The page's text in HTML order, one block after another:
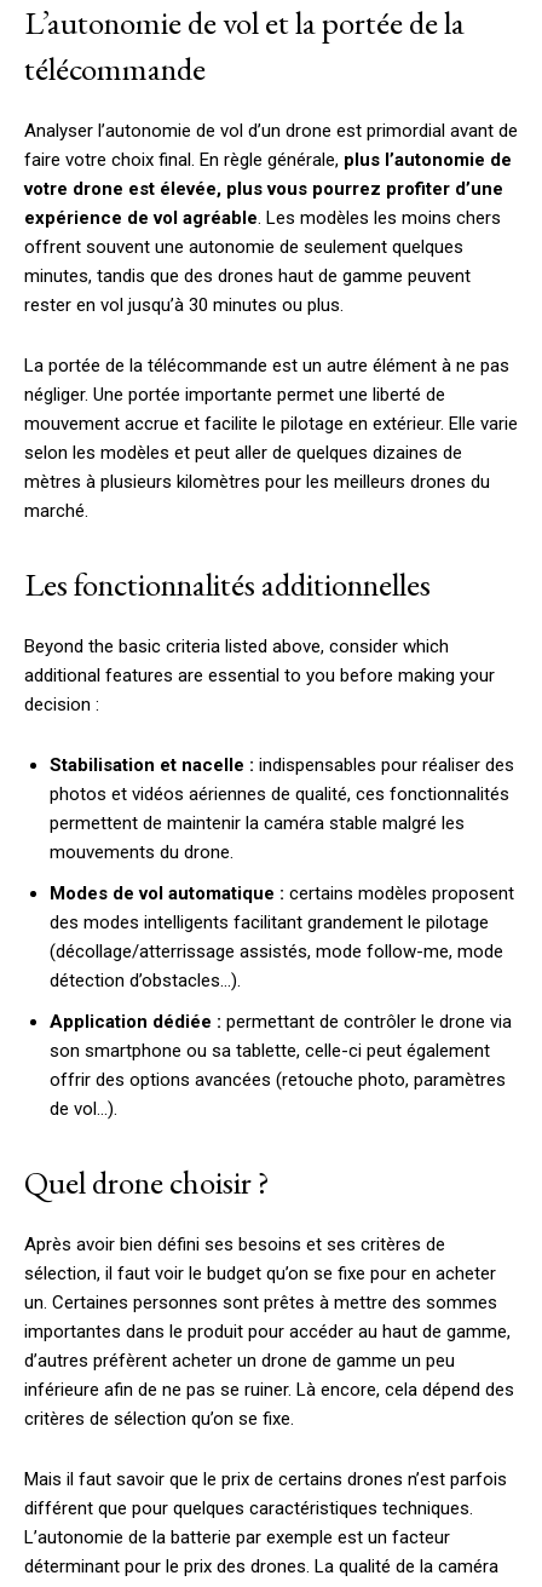
L’autonomie de vol et la portée de la
télécommande
Analyser l’autonomie de vol d’un drone est primordial avant de
faire votre choix final. En règle générale, plus l’autonomie de
votre drone est élevée, plus vous pourrez profiter d’une
expérience de vol agréable. Les modèles les moins chers
offrent souvent une autonomie de seulement quelques
minutes, tandis que des drones haut de gamme peuvent
rester en vol jusqu’à 30 minutes ou plus.
La portée de la télécommande est un autre élément à ne pas
négliger. Une portée importante permet une liberté de
mouvement accrue et facilite le pilotage en extérieur. Elle varie
selon les modèles et peut aller de quelques dizaines de
mètres à plusieurs kilomètres pour les meilleurs drones du
marché.
Les fonctionnalités additionnelles
Beyond the basic criteria listed above, consider which
additional features are essential to you before making your
decision :
Stabilisation et nacelle : indispensables pour réaliser des
photos et vidéos aériennes de qualité, ces fonctionnalités
permettent de maintenir la caméra stable malgré les
mouvements du drone.
Modes de vol automatique : certains modèles proposent
des modes intelligents facilitant grandement le pilotage
(décollage/atterrissage assistés, mode follow-me, mode
détection d’obstacles…).
Application dédiée : permettant de contrôler le drone via
son smartphone ou sa tablette, celle-ci peut également
offrir des options avancées (retouche photo, paramètres
de vol…).
Quel drone choisir ?
Après avoir bien défini ses besoins et ses critères de
sélection, il faut voir le budget qu’on se fixe pour en acheter
un. Certaines personnes sont prêtes à mettre des sommes
importantes dans le produit pour accéder au haut de gamme,
d’autres préfèrent acheter un drone de gamme un peu
inférieure afin de ne pas se ruiner. Là encore, cela dépend des
critères de sélection qu’on se fixe.
Mais il faut savoir que le prix de certains drones n’est parfois
différent que pour quelques caractéristiques techniques.
L’autonomie de la batterie par exemple est un facteur
déterminant pour le prix des drones. La qualité de la caméra